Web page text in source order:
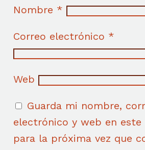
Nombre *
Correo electrónico *
Web
Guarda mi nombre,
electrónico y web en este
para la próxima vez que